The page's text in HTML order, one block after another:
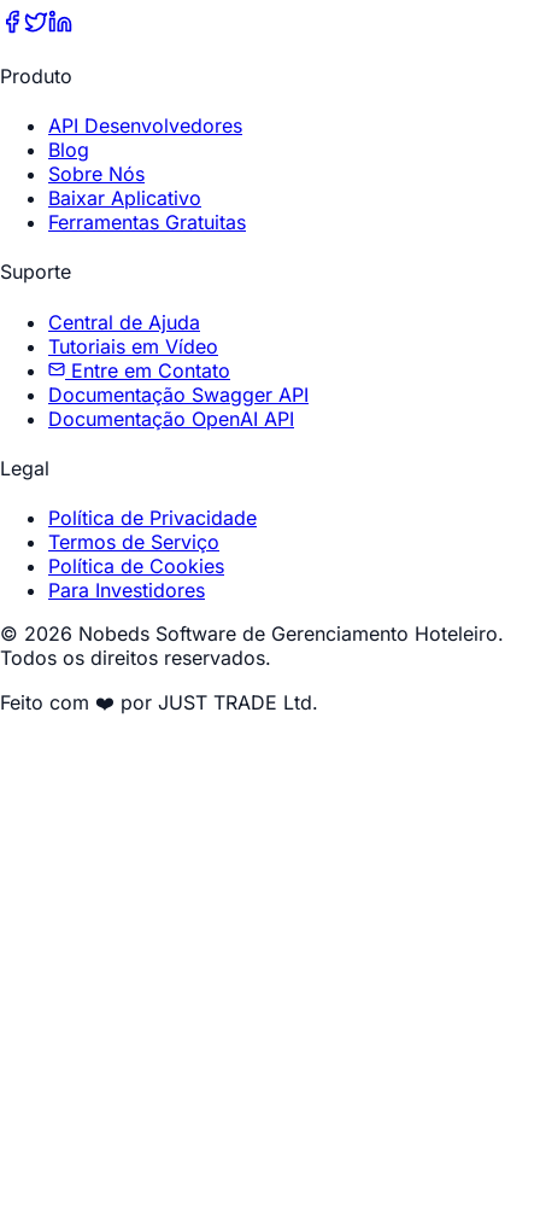
Produto
API Desenvolvedores
Blog
Sobre Nós
Baixar Aplicativo
Ferramentas Gratuitas
Suporte
Central de Ajuda
Tutoriais em Vídeo
Entre em Contato
Documentação Swagger API
Documentação OpenAI API
Legal
Política de Privacidade
Termos de Serviço
Política de Cookies
Para Investidores
© 2026 Nobeds Software de Gerenciamento Hoteleiro.
Todos os direitos reservados.
Feito com ❤️ por JUST TRADE Ltd.